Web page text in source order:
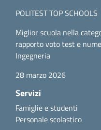
POLITEST TOP SCHOOLS
Miglior scuola nella
rapporto voto test e
Ingegneria
28 marzo 2026
Servizi
Famiglie e studenti
Personale scolastico